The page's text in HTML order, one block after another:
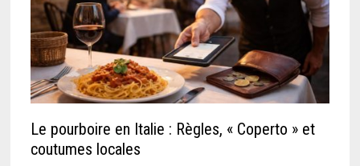
Le pourboire en Italie : Règles, « Coperto » et
coutumes locales